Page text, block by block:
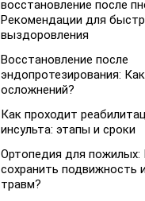
восстановление после
Рекомендации для
выздоровления
Восстановление после
эндопротезирования:
осложнений?
Как проходит
инсульта: этапы и сроки
Ортопедия для пожилых:
сохранить подвижность
травм?